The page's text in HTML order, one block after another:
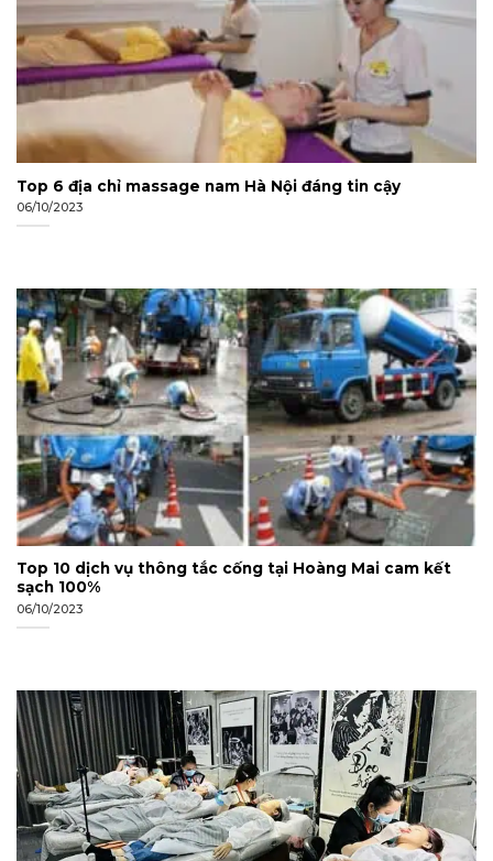
Top 6 địa chỉ massage nam Hà Nội đáng tin cậy
06/10/2023
Top 10 dịch vụ thông tắc cống tại Hoàng Mai cam kết
sạch 100%
06/10/2023